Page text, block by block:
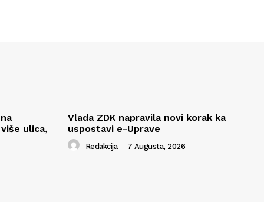
ulica,
Vlada ZDK napravila novi korak ka
uspostavi e-Uprave
Redakcija - 7 Augusta, 2026